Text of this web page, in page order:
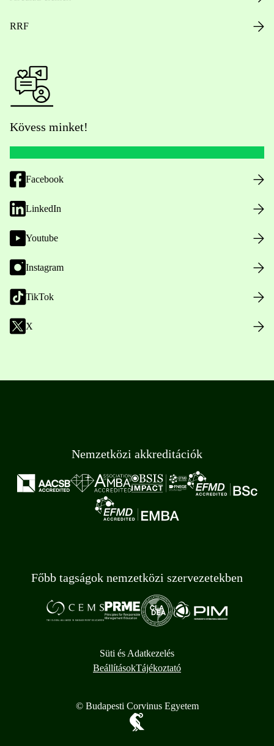
RRF
Kövess minket!
Facebook
LinkedIn
Youtube
Instagram
TikTok
X
Nemzetközi akkreditációk
Főbb tagságok nemzetközi szervezetekben
Süti és Adatkezelés
BeállításokTájékoztató
© Budapesti Corvinus Egyetem